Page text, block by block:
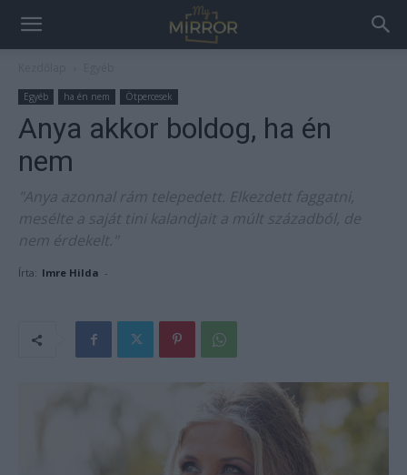
Egyéb ha én nem Ötpercesek
Anya akkor boldog, ha én
nem
"Anya azonnal rám telepedett. Elkezdett faggatni,
mesélte a saját tini kalandjait a múlt századból, de
nem érdekelt."
Írta: Imre Hilda -